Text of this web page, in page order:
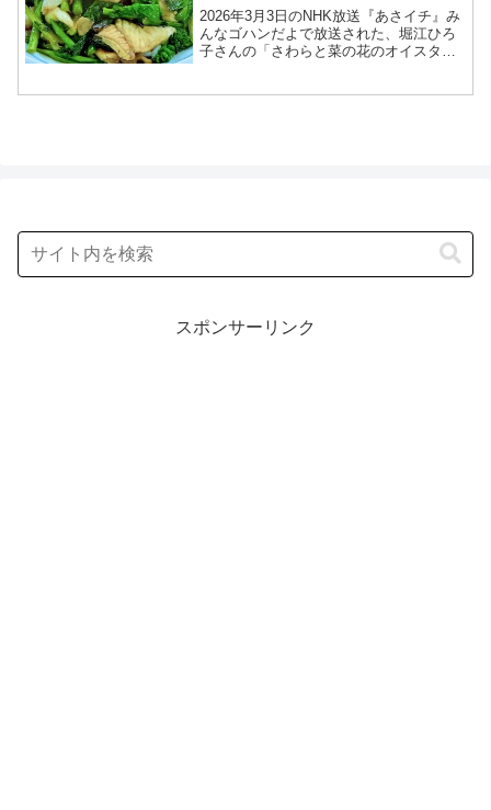
なゴハンだよ
2026年3月3日のNHK放送『あさイチ』み
んなゴハンだよで放送された、堀江ひろ
子さんの「さわらと菜の花のオイスター
スポンサーリンク